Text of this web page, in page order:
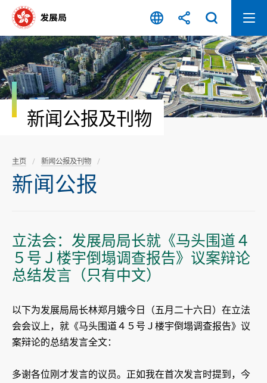
容
开
始
新闻公报及刊物
主页 新闻公报及刊物
新闻公报
立法会：发展局局长就《马头围道４
５号Ｊ楼宇倒塌调查报告》议案辩论
总结发言（只有中文）
以下为发展局局长林郑月娥今日（五月二十六日）在立法
会会议上，就《马头围道４５号Ｊ楼宇倒塌调查报告》议
案辩论的总结发言全文：
多谢各位刚才发言的议员。正如我在首次发言时提到，今